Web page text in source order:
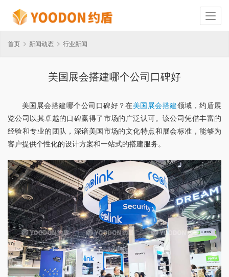
首页 新闻动态 行业新闻
美国展会搭建哪个公司口碑好
美国展会搭建哪个公司口碑好？在美国展会搭建领域，约盾展
览公司以其卓越的口碑赢得了市场的广泛认可。该公司凭借丰富的
经验和专业的团队，深谙美国市场的文化特点和展会标准，能够为
客户提供个性化的设计方案和一站式的搭建服务。